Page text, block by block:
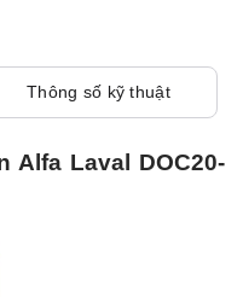
Thông số kỹ thuật
Alfa Laval DOC20-